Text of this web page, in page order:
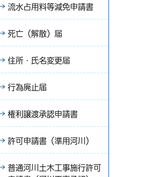
流水占用料等減免申請書
死亡（解散）届
住所・氏名変更届
行為廃止届
権利譲渡承認申請書
許可申請書（準用河川）
普通河川土木工事施行許可